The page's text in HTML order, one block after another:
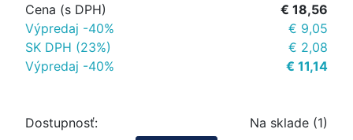
Cena (s DPH)
€ 18,56
Výpredaj -40%
€ 9,05
SK DPH (23%)
€ 2,08
Výpredaj -40%
€ 11,14
Dostupnosť: Na sklade (1)